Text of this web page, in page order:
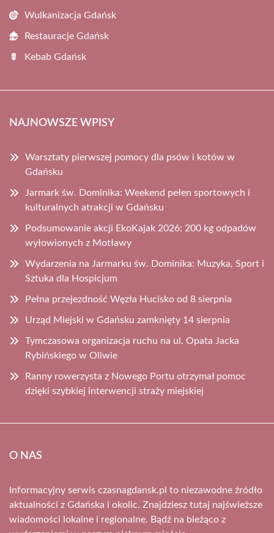
Wulkanizacja Gdańsk
Restauracje Gdańsk
Kebab Gdańsk
NAJNOWSZE WPISY
Warsztaty pierwszej pomocy dla psów i kotów w
Gdańsku
Jarmark św. Dominika: Weekend pełen sportowych i
kulturalnych atrakcji w Gdańsku
Podsumowanie akcji EkoKajak 2026: 200 kg odpadów
wyłowionych z Motławy
Wydarzenia na Jarmarku św. Dominika: Muzyka, Sport i
Sztuka dla Hospicjum
Pełna przejezdność Węzła Hucisko od 8 sierpnia
Urząd Miejski w Gdańsku zamknięty 14 sierpnia
Tymczasowa organizacja ruchu na ul. Opata Jacka
Rybińskiego w Oliwie
Ranny rowerzysta z Nowego Portu otrzymał pomoc
dzięki szybkiej interwencji straży miejskiej
O NAS
Informacyjny serwis czasnagdansk.pl to niezawodne źródło
aktualności z Gdańska i okolic. Znajdziesz tutaj najświeższe
wiadomości lokalne i regionalne. Bądź na bieżąco z